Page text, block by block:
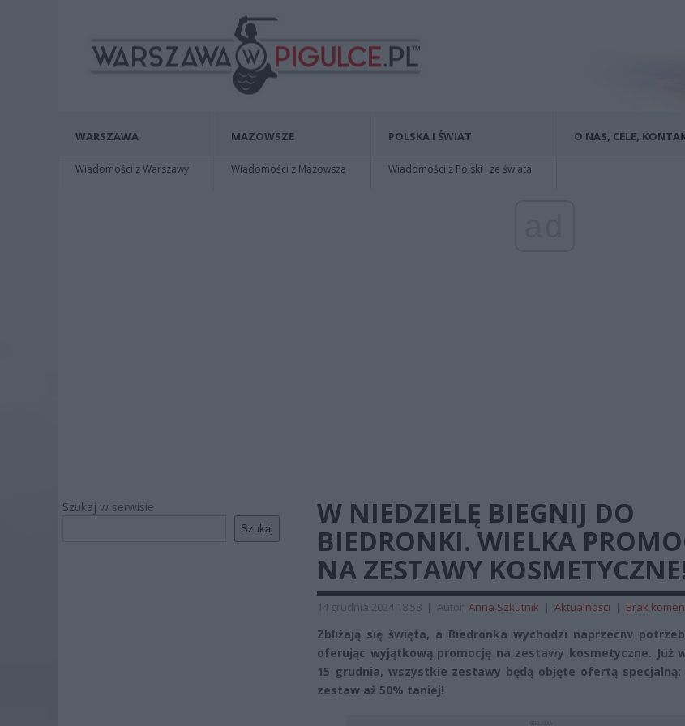
WARSZAWA
Wiadomości z Warszawy
MAZOWSZE
Wiadomości z Mazowsza
POLSKA I ŚWIAT
Wiadomości z Polski i ze świata
O NAS, CELE,
Szukaj w serwisie
Szukaj
W NIEDZIELĘ BIEGNIJ DO
BIEDRONKI. WIELKA
NA ZESTAWY
14 grudnia 2024 18:58 | Autor: Anna Szkutnik | Aktualności | Brak
Zbliżają się święta, a Biedronka wychodzi naprzeciw
oferując wyjątkową promocję na zestawy kosmetyczne. Już
15 grudnia, wszystkie zestawy będą objęte ofertą
zestaw aż 50% taniej!